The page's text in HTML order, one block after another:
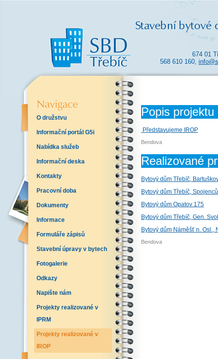
674 01
568 610 160,
O družstvu
Informační portál G5i
Nabídka služeb
Informační deska
Kontakty
Pracovní doba
Dokumenty
Informace
Formuláře zápisů
Stavební úpravy v bytech
Fotogalerie
Odkazy
Napište nám
Projekty realizované v
IPRM
Projekty realizované v
IROP
Popis projektu
Představujeme IROP
Bendova
Realizované
Bytový dům Třebíč,
Bytový dům Třebíč,
Bytový dům Opatov 175
Bytový dům Třebíč, Gen.
Bytový dům Náměšť n. Osl.,
Bendova